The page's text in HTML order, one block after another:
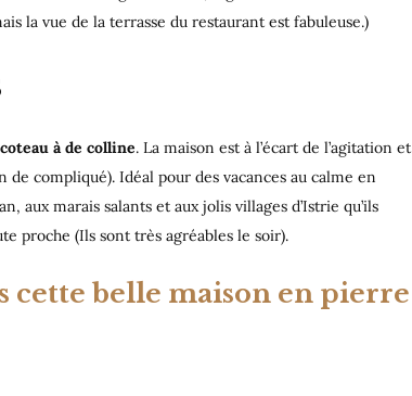
la vue de la terrasse du restaurant est fabuleuse.)
à de colline. La maison est à l’écart de l’agitation et
compliqué). Idéal pour des vacances au calme en
aux marais salants et aux jolis villages d’Istrie qu’ils
proche (Ils sont très agréables le soir).
cette belle maison en pierre